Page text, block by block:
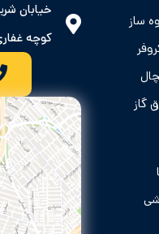
ساز
گاز
خیابان
کوچه غفاری